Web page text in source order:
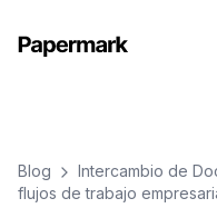
Blog Intercambio de
flujos de trabajo